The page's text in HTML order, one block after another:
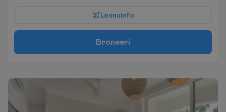
Lennuinfo
Broneeri